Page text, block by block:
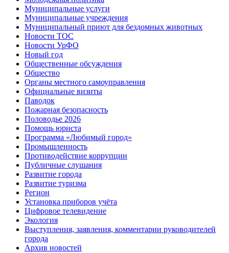
Муниципальные услуги
Муниципальные учреждения
Муниципальный приют для бездомных животных
Новости ТОС
Новости УрФО
Новый год
Общественные обсуждения
Общество
Органы местного самоуправления
Официальные визиты
Паводок
Пожарная безопасность
Половодье 2026
Помощь юриста
Программа «Любимый город»
Промышленность
Противодействие коррупции
Публичные слушания
Развитие города
Развитие туризма
Регион
Установка приборов учёта
Цифровое телевидение
Экология
Выступления, заявления, комментарии руководителей
города
Архив новостей